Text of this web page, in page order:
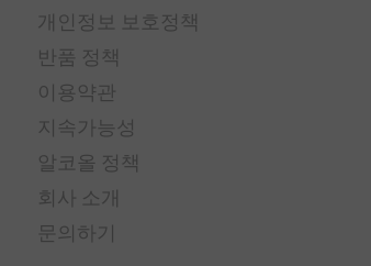
개인정보 보호정책
반품 정책
이용약관
지속가능성
알코올 정책
회사 소개
문의하기